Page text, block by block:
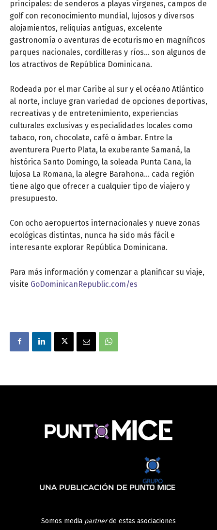
principales: de senderos a playas vírgenes, campos de
golf con reconocimiento mundial, lujosos y diversos
alojamientos, reliquias antiguas, excelente
gastronomía o aventuras de ecoturismo en magníficos
parques nacionales, cordilleras y ríos… son algunos de
los atractivos de República Dominicana.
Rodeada por el mar Caribe al sur y el océano Atlántico
al norte, incluye gran variedad de opciones deportivas,
recreativas y de entretenimiento, experiencias
culturales exclusivas y especialidades locales como
tabaco, ron, chocolate, café o ámbar. Entre la
aventurera Puerto Plata, la exuberante Samaná, la
histórica Santo Domingo, la soleada Punta Cana, la
lujosa La Romana, la alegre Barahona… cada región
tiene algo que ofrecer a cualquier tipo de viajero y
presupuesto.
Con ocho aeropuertos internacionales y nueve zonas
ecológicas distintas, nunca ha sido más fácil e
interesante explorar República Dominicana.
Para más información y comenzar a planificar su viaje,
visite GoDominicanRepublic.com/es
Somos media partnerde estas asociaciones